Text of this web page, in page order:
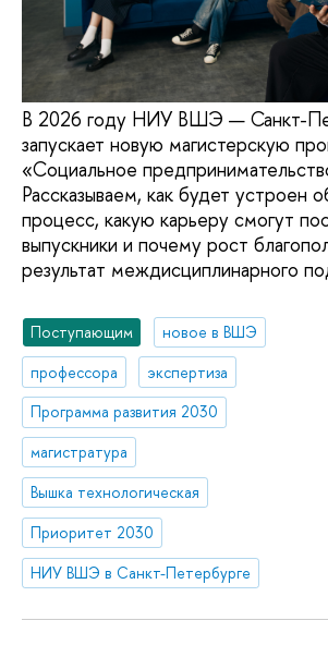
В 2026 году НИУ ВШЭ — Санкт-
запускает новую магистерскую
«Социальное
Рассказываем, как будет устроен
процесс, какую карьеру смогут
выпускники и почему рост
результат междисциплинарного
Поступающим
новое в ВШЭ
профессора
экспертиза
Программа развития 2030
магистратура
Вышка технологическая
Приоритет 2030
НИУ ВШЭ в Санкт-Петербурге